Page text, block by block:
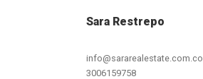
Sara Restrepo
info@sararealestate.com.co
3006159758